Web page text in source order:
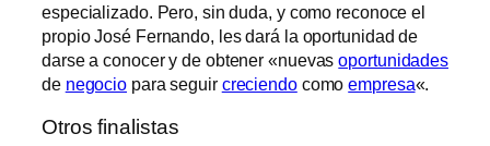
especializado. Pero, sin duda, y como reconoce el
propio José Fernando, les dará la oportunidad de
darse a conocer y de obtener «nuevasoportunidades
de negocio para seguir creciendocomoempresa«.
Otros finalistas